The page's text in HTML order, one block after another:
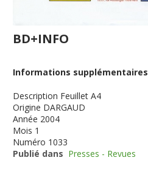
BD+INFO
Informations supplémentaires
Description Feuillet A4
Origine DARGAUD
Année 2004
Mois 1
Numéro 1033
Publié dans Presses - Revues